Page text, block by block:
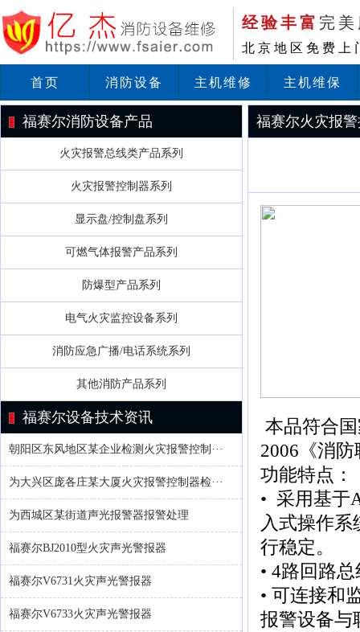
经验丰富 完
北京地区免费上
首页 消防设备 主机维修 主机维保
福赛尔消防设备产品
火灾报警总线类产品系列
火灾报警控制器系列
显示盘/控制盘系列
可燃气体报警产品系列
防爆型产品系列
电气火灾监控设备系列
消防应急广播/电话系统系列
其他消防产品系列
福赛尔设备技术资讯
朝阳区东风地区某企业检测火灾报警控制···
为大兴区庞各庄某大厦火灾报警控制器检···
为西城区某街道声光报警器报警处理
福赛尔BJ2010型火灾声光警报器
福赛尔V6731火灾声光警报器
福赛尔V6733火灾声光警报器
福赛尔火灾报
本品符合
2006《消
功能特点：
• 采用基于
入式操作
行稳定。
• 4路回路
• 可连接和
报警设备与